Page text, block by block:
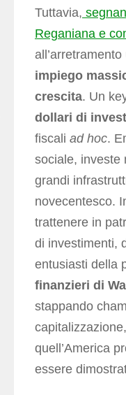
Tuttavia,
Reganiana e
impiego
crescita. Un
dollari di
fiscali ad hoc.
sociale, investe
grandi
novecentesco.
trattenere in
di investimenti,
entusiasti della
finanzieri di
stappando
quell’America
essere